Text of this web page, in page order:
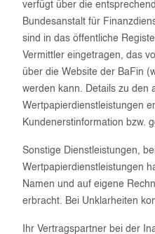
verfügt über die
Bundesanstalt für
sind in das öffentliche
Vermittler eingetragen, das
über die Website der BaFin
werden kann. Details zu den
Wertpapierdienstleistungen
Kundenerstinformation bzw.
Sonstige Dienstleistungen,
Wertpapierdienstleistungen
Namen und auf eigene
erbracht. Bei Unklarheiten
Ihr Vertragspartner bei der